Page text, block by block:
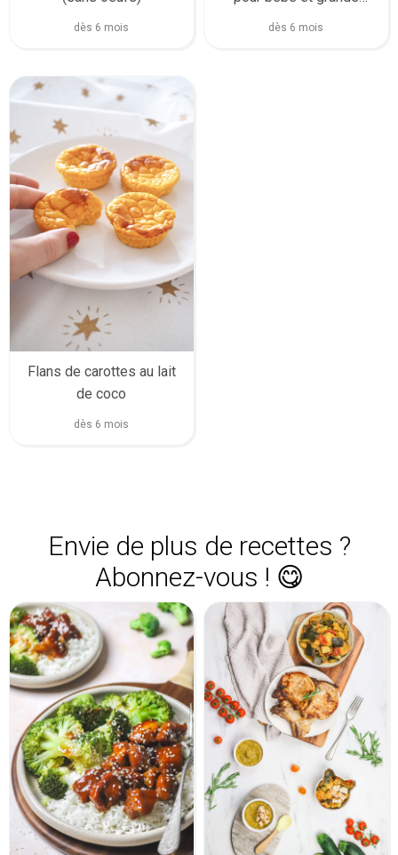
dès 6 mois
(super facile)
dès 6 mois
Flans de carottes au lait
de coco
dès 6 mois
Envie de plus de recettes ?
Abonnez-vous ! 😋